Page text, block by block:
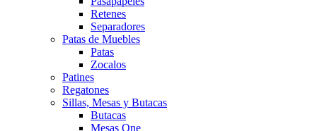
Retenes
Separadores
Patas de Muebles
Patas
Zocalos
Patines
Regatones
Sillas, Mesas y Butacas
Butacas
Mesas One